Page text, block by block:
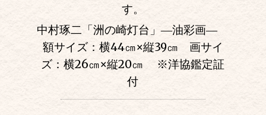
す。
中村琢二「洲の崎灯台」―油彩画―
額サイズ：横44㎝×縦39㎝ 画サイ
ズ：横26㎝×縦20㎝ ※洋協鑑定証
付